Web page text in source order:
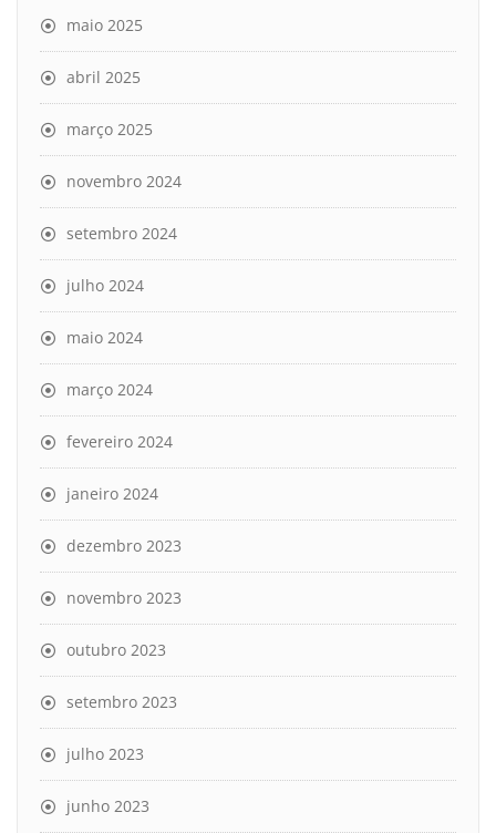
maio 2025
abril 2025
março 2025
novembro 2024
setembro 2024
julho 2024
maio 2024
março 2024
fevereiro 2024
janeiro 2024
dezembro 2023
novembro 2023
outubro 2023
setembro 2023
julho 2023
junho 2023